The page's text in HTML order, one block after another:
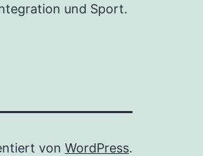
und Sport.
von WordPress.